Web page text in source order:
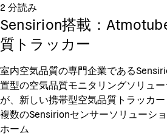
2 分読み
Sensirion搭載：
質トラッカー
室内空気品質の専門企業である
置型の空気品質モニタリングソリュ
が、新しい携帯型空気品質トラッカ
複数のSensirionセンサーソリューシ
ホーム